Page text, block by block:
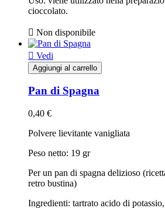
cioccolato.
 Non disponibile
 Vedi
Aggiungi al carrello
Pan di Spagna
0,40 €
Polvere lievitante vanigliata
Peso netto: 19 gr
Per un pan di spagna delizioso
retro bustina)
Ingredienti: tartrato acido di potassio,